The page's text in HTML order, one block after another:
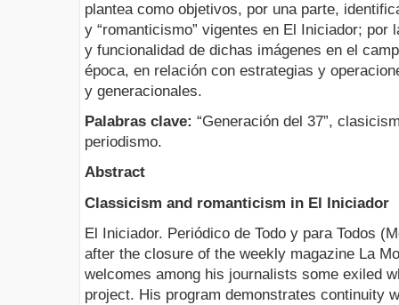
plantea como objetivos, por una parte,
y “romanticismo” vigentes en El Iniciador; por
y funcionalidad de dichas imágenes en el
época, en relación con estrategias y
y generacionales.
Palabras clave: “Generación del 37”,
periodismo.
Abstract
Classicism and romanticism in El Iniciador
El Iniciador. Periódico de Todo y para Todos
after the closure of the weekly magazine La
welcomes among his journalists some exiled
project. His program demonstrates continuity